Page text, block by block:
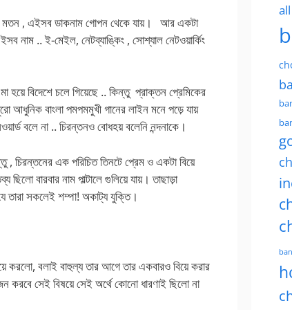
মতন , এইসব ডাকনাম গোপন থেকে যায়। আর একটা
.. ই-মেইল, নেটব্যাঙ্কিং , সোশ্যাল নেটওয়ার্কিং
বিদেশে চলে গিয়েছে .. কিন্তু প্রাক্তন প্রেমিকের
আধুনিক বাংলা পমপমমুখী গানের লাইন মনে পড়ে যায়
বলে না .. চিরন্তনও বোধহয় বলেনি নন্দনাকে।
, চিরন্তনের এক পরিচিত তিনটে প্রেম ও একটা বিয়ে
বারবার নাম পাল্টালে গুলিয়ে যায়। তাছাড়া
তারা সকলেই শম্পা! অকাট্য যুক্তি।
করলো, বলাই বাহুল্য তার আগে তার একবারও বিয়ে করার
করবে সেই বিষয়ে সেই অর্থে কোনো ধারণাই ছিলো না